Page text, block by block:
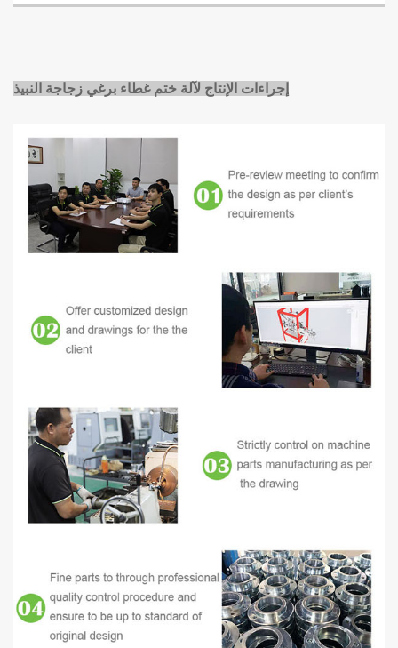
إجراءات الإنتاج لآلة ختم غطاء برغي زجاجة النبيذ